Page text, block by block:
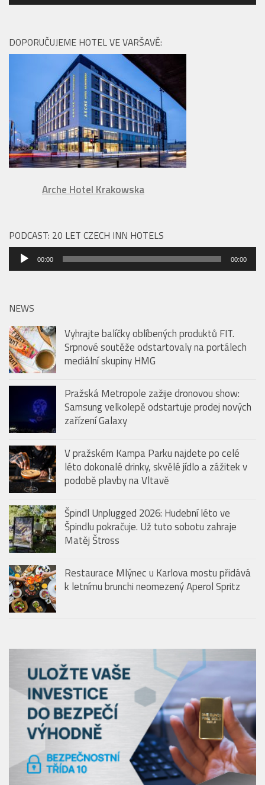
přehrávač
DOPORUČUJEME HOTEL VE VARŠAVĚ:
Arche Hotel Krakowska
PODCAST: 20 LET CZECH INN HOTELS
Audio
přehrávač
00:00 00:00
NEWS
Vyhrajte balíčky oblíbených produktů FIT.
Srpnové soutěže odstartovaly na portálech
mediální skupiny HMG
Pražská Metropole zažije dronovou show:
Samsung velkolepě odstartuje prodej nových
zařízení Galaxy
V pražském Kampa Parku najdete po celé
léto dokonalé drinky, skvělé jídlo a zážitek v
podobě plavby na Vltavě
Špindl Unplugged 2026: Hudební léto ve
Špindlu pokračuje. Už tuto sobotu zahraje
Matěj Štross
Restaurace Mlýnec u Karlova mostu přidává
k letnímu brunchi neomezený Aperol Spritz